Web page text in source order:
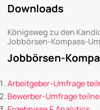
Downloads
Königsweg zu den
Jobbörsen-Kompass-
Jobbörsen-
Arbeitgeber-Umfrage
Bewerber-Umfrage